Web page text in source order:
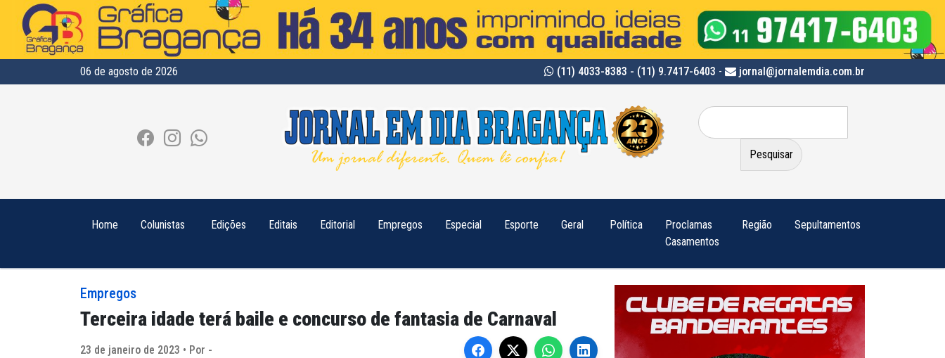
06 de agosto de 2026 (11) 4033-8383 - (11) 9.7417-6403 - jornal@jornalemdia.com.br
Pesquisar
por:
Home Colunistas Edições Editais Editorial Empregos Especial Esporte Geral Política
Proclamas
Casamentos
Região Sepultamentos
Empregos
Terceira idade terá baile e concurso de fantasia de Carnaval
23 de janeiro de 2023 • Por -